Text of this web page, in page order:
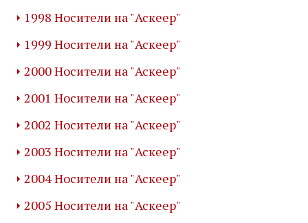
1998 Носители на "Аскеер"
1999 Носители на "Аскеер"
2000 Носители на "Аскеер"
2001 Носители на "Аскеер"
2002 Носители на "Аскеер"
2003 Носители на "Аскеер"
2004 Носители на "Аскеер"
2005 Носители на "Аскеер"